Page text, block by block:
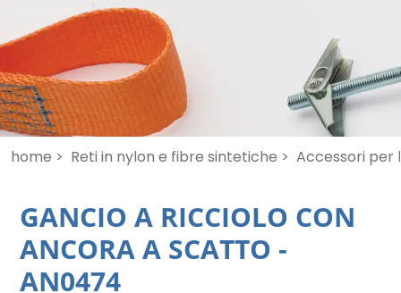
home > Reti in nylon e fibre sintetiche > Accessori per
GANCIO A RICCIOLO CON
ANCORA A SCATTO -
AN0474